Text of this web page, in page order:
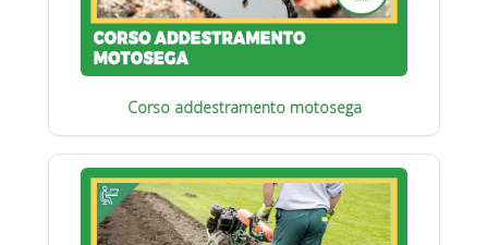
Corso addestramento motosega